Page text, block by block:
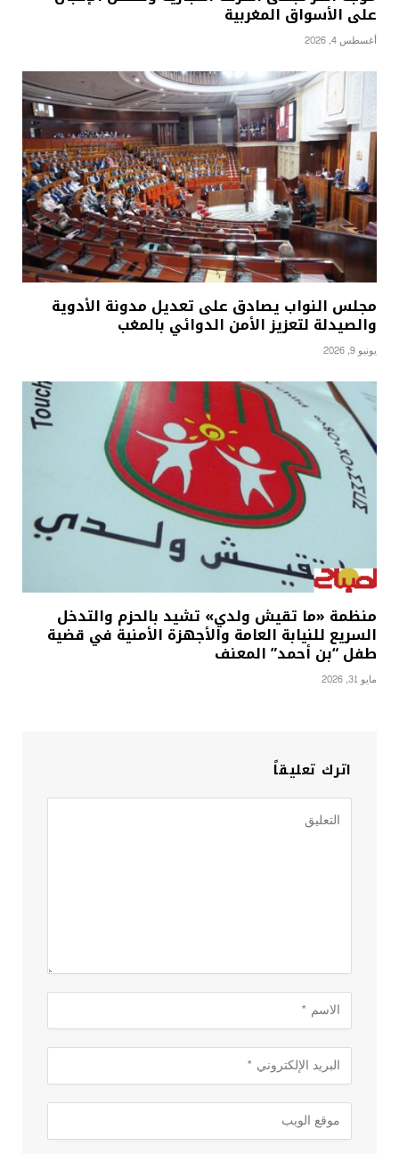
على الأسواق المغربية
أغسطس 4, 2026
مجلس النواب يصادق على تعديل مدونة الأدوية
والصيدلة لتعزيز الأمن الدوائي بالمغب
يونيو 9, 2026
منظمة «ما تقيش ولدي» تشيد بالحزم والتدخل
السريع للنيابة العامة والأجهزة الأمنية في قضية
طفل “بن أحمد” المعنف
مايو 31, 2026
اترك تعليقاً